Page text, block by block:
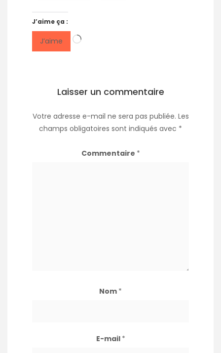
J’aime ça :
J’aime Chargement…
Laisser un commentaire
Votre adresse e-mail ne sera pas publiée. Les
champs obligatoires sont indiqués avec *
Commentaire *
Nom *
E-mail *